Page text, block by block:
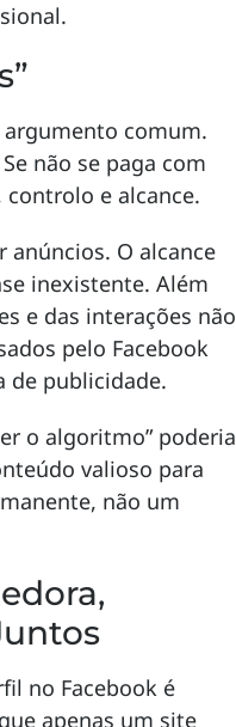
argumento comum.
não se paga com
e alcance.
anúncios. O alcance
inexistente. Além
e das interações não
pelo Facebook
de publicidade.
o algoritmo” poderia
valioso para
não um
no Facebook é
apenas um site